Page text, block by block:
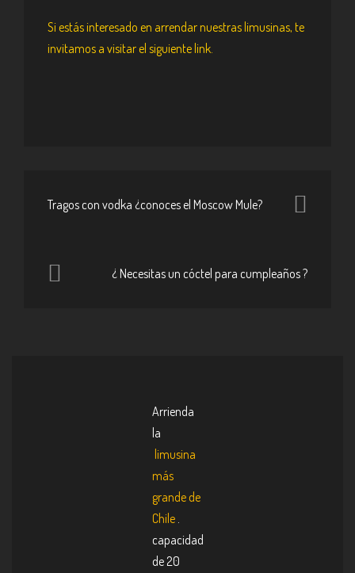
Si estás interesado en arrendar nuestras limusinas, te
invitamos a visitar el siguientelink
Tragos con vodka ¿conoces el Moscow Mule?
¿ Necesitas un cóctel para cumpleaños ?
Arrienda
la
limusina
más
grande de
Chile
capacidad
de 20